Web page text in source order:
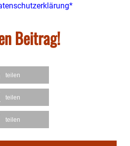
Beitrag!
teilen
teilen
teilen